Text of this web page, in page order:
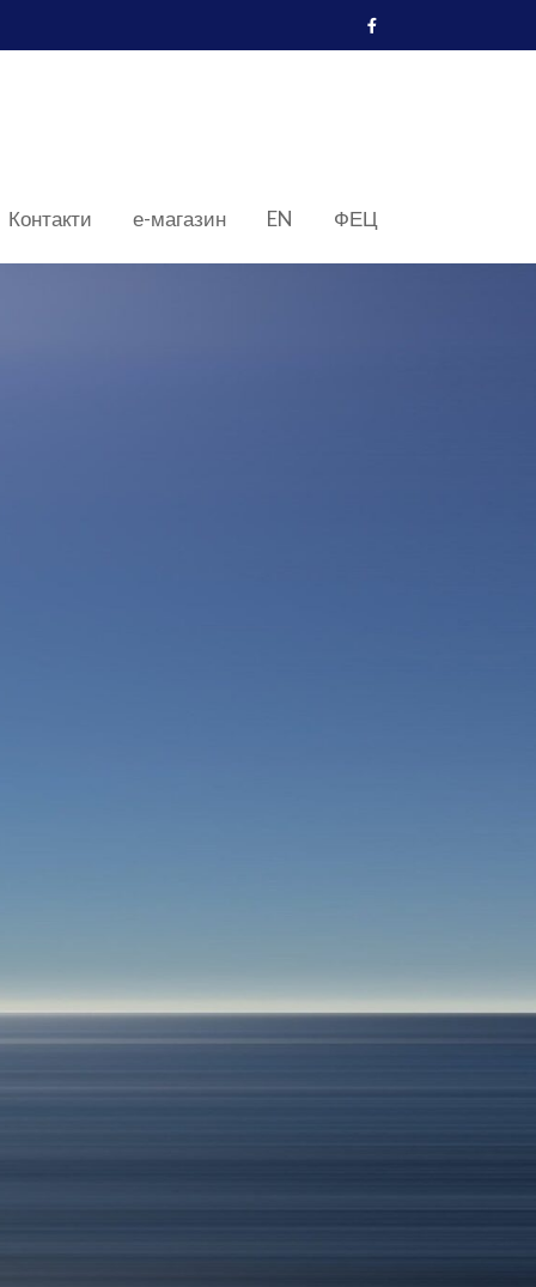
Контакти е-магазин EN ФЕЦ